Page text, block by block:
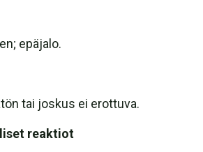
epäjalo.
tai joskus ei erottuva.
reaktiot